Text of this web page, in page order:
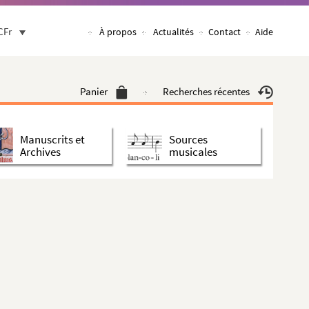
À propos Actualités Contact Aide
Panier Recherches récentes
Manuscrits et
Archives
Sources
musicales